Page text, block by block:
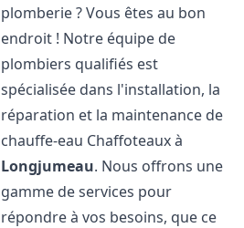
plomberie ? Vous êtes au bon
endroit ! Notre équipe de
plombiers qualifiés est
spécialisée dans l'installation, la
réparation et la maintenance de
chauffe-eau Chaffoteaux à
Longjumeau. Nous offrons une
gamme de services pour
répondre à vos besoins, que ce